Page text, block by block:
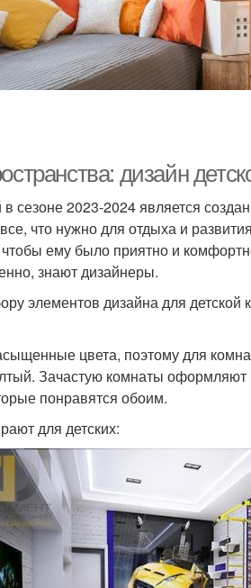
дизайн
сезоне 2023-2024 является
что нужно для отдыха и
ему было приятно и
знают дизайнеры.
элементов дизайна для детской
цвета, поэтому для
Зачастую комнаты оформляют
понравятся обоим.
для детских: